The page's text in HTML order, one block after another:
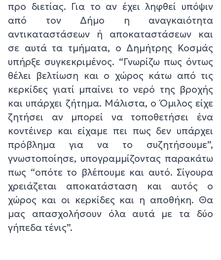
προ διετίας. Για το αν έχει ληφθεί υπόψιν
από τον Δήμο η αναγκαιότητα
αντικαταστάσεων ή αποκαταστάσεων και
σε αυτά τα τμήματα, ο Δημήτρης Κοσμάς
υπήρξε συγκεκριμένος. “Γνωρίζω πως όντως
θέλει βελτίωση και ο χώρος κάτω από τις
κερκίδες γιατί μπαίνει το νερό της βροχής
και υπάρχει ζήτημα. Μάλιστα, ο Όμιλος είχε
ζητήσει αν μπορεί να τοποθετήσει ένα
κοντέινερ και είχαμε πει πως δεν υπάρχει
πρόβλημα για να το συζητήσουμε”,
γνωστοποίησε, υπογραμμίζοντας παρακάτω
πως “οπότε το βλέπουμε και αυτό. Σίγουρα
χρειάζεται αποκατάσταση και αυτός ο
χώρος και οι κερκίδες και η αποθήκη. Θα
μας απασχολήσουν όλα αυτά με τα δύο
γήπεδα τένις”.